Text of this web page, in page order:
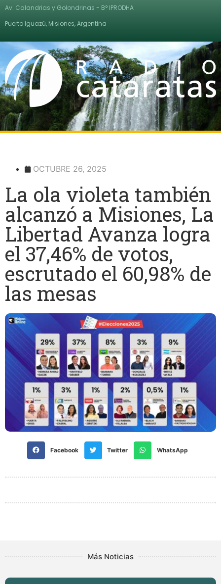
Av. Calandrias y Golondrinas - B° IPRODHA
Puerto Iguazú, Misiones, Argentina
OCTUBRE 26, 2025
La ola violeta también
alcanzó a Misiones, La
Libertad Avanza logra
el 37,46% de votos,
escrutado el 60,98% de
las mesas
Facebook Twitter WhatsApp
Más Noticias